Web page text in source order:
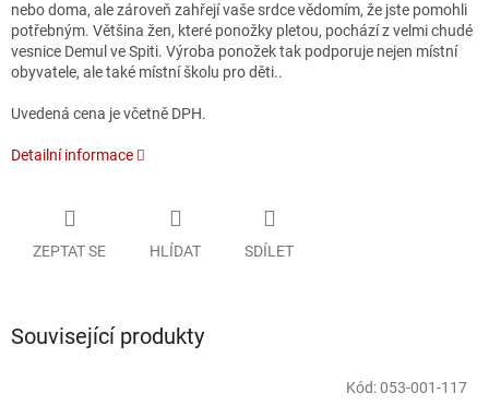
nebo doma, ale zároveň zahřejí vaše srdce vědomím, že jste pomohli
potřebným. Většina žen, které ponožky pletou, pochází z velmi chudé
vesnice Demul ve Spiti. Výroba ponožek tak podporuje nejen místní
obyvatele, ale také místní školu pro děti..
Uvedená cena je včetně DPH.
Detailní informace
ZEPTAT SE HLÍDAT SDÍLET
Související produkty
Kód:053-001-117